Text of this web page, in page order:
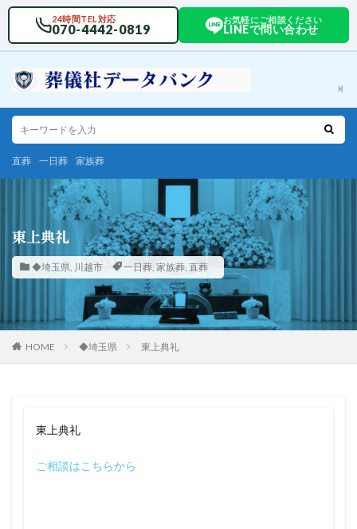
24時間TEL対応
070-4442-0819
お気軽にご相談ください
LINEで問い合わせ
直葬 一日葬 家族葬
東上典礼
◆埼玉県, 川越市 一日葬, 家族葬, 直葬
HOME ◆埼玉県 東上典礼
東上典礼
ご相談はこちらから